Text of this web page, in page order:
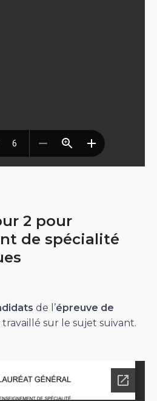
2 pour
de spécialité
de l’épreuve de
sur le sujet suivant.